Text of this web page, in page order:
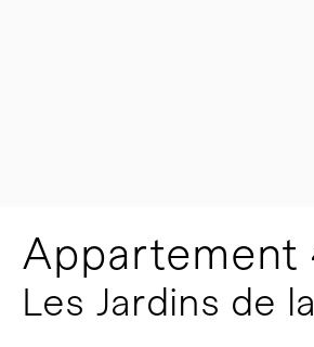
Appartement
Les Jardins de